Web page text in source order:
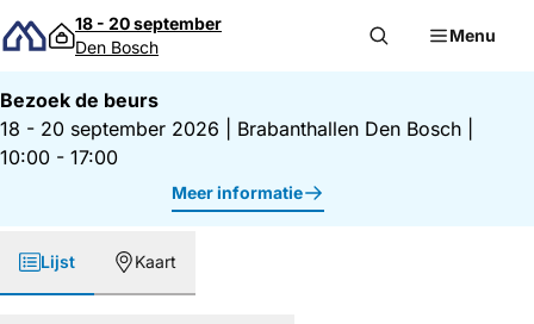
Direct naar inhoud
18 - 20 september
Den Bosch
Menu
Bezoek de beurs
18 - 20 september 2026
Brabanthallen Den Bosch
10:00 - 17:00
Meer informatie
Lijst Kaart